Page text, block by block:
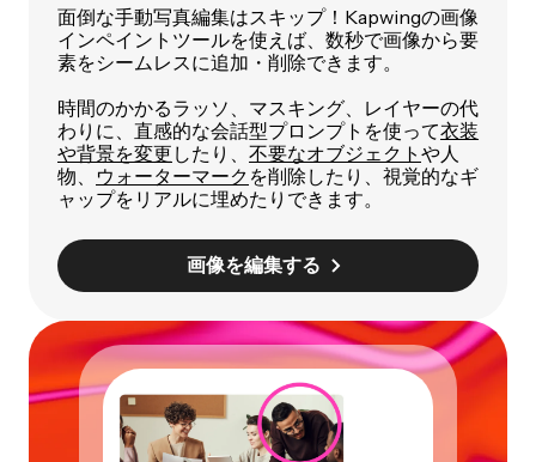
面倒な手動写真編集はスキップ！Kapwingの画像
インペイントツールを使えば、数秒で画像から要
素をシームレスに追加・削除できます。
時間のかかるラッソ、マスキング、レイヤーの代
わりに、直感的な会話型プロンプトを使って衣装
や背景を変更 したり、 不要なオブジェクト や人
物、 ウォーターマーク を削除したり、視覚的なギ
ャップをリアルに埋めたりできます。
画像を編集する